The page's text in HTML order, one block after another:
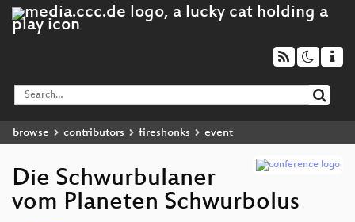
browse contributors fireshonks event
Die Schwurbulaner
vom Planeten Schwurbolus